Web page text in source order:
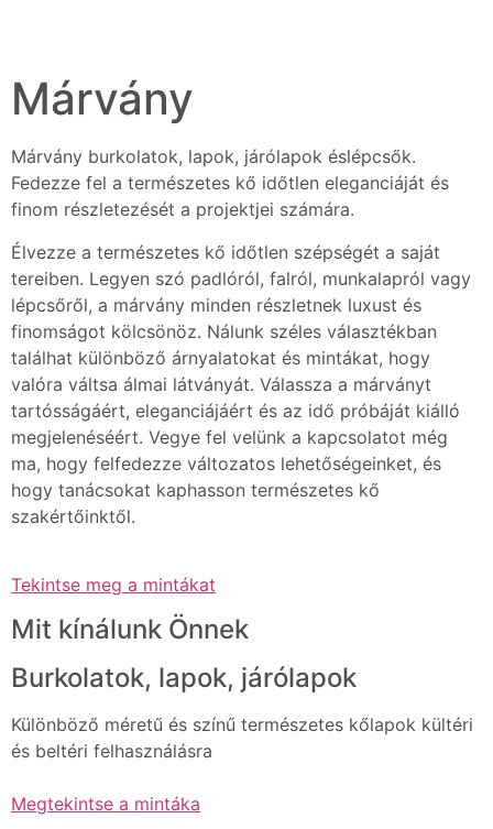
Márvány
Márvány burkolatok, lapok, járólapok éslépcsők.
Fedezze fel a természetes kő időtlen eleganciáját és
finom részletezését a projektjei számára.
Élvezze a természetes kő időtlen szépségét a saját
tereiben. Legyen szó padlóról, falról, munkalapról vagy
lépcsőről, a márvány minden részletnek luxust és
finomságot kölcsönöz. Nálunk széles választékban
találhat különböző árnyalatokat és mintákat, hogy
valóra váltsa álmai látványát. Válassza a márványt
tartósságáért, eleganciájáért és az idő próbáját kiálló
megjelenéséért. Vegye fel velünk a kapcsolatot még
ma, hogy felfedezze változatos lehetőségeinket, és
hogy tanácsokat kaphasson természetes kő
szakértőinktől.
Tekintse meg a mintákat
Mit kínálunk Önnek
Burkolatok, lapok, járólapok
Különböző méretű és színű természetes kőlapok kültéri
és beltéri felhasználásra
Megtekintse a mintáka